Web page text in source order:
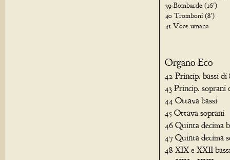
39 Bombarde (16')
40 Tromboni (8')
41 Voce umana
Organo Eco
42 Princip. bassi di
43 Princip. soprani
44 Ottava bassi
45 Ottava soprani
46 Quinta decima
47 Quinta decima
48 XIX e XXII